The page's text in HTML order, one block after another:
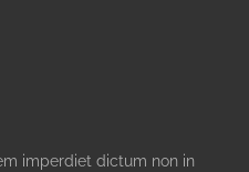
imperdiet dictum non in